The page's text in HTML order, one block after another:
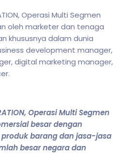
Operasi Multi Segmen
oleh marketer dan tenaga
khususnya dalam dunia
development manager,
digital marketing manager,
Operasi Multi Segmen
besar dengan
barang dan jasa-jasa
besar negara dan